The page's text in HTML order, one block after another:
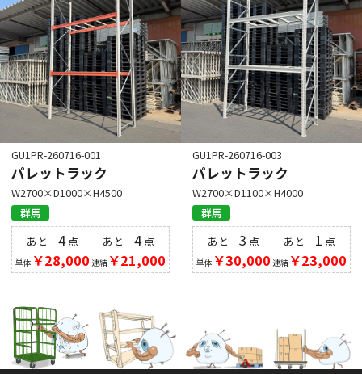
GU1PR-260716-001
パレットラック
W2700×D1000×H4500
群馬
あと4点
単体 ￥28,000
あと 4点
連結￥21,000
GU1PR-260716-003
パレットラック
W2700×D1100×H4000
群馬
あと3 点
単体 ￥30,000
あと 1 点
連結￥23,000